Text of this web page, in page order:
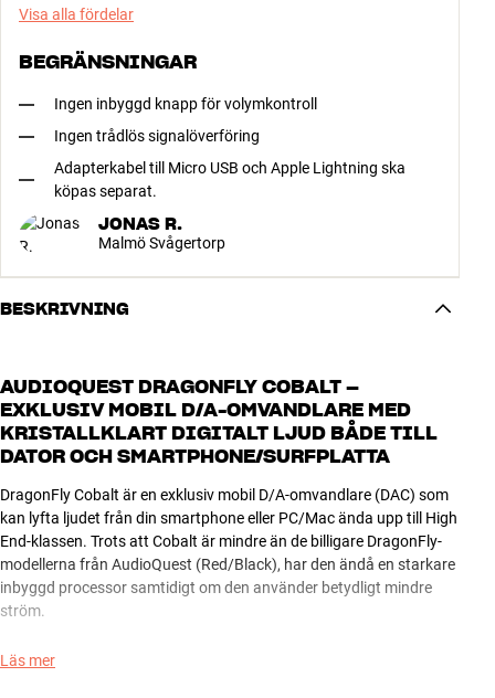
Visa alla fördelar
BEGRÄNSNINGAR
Ingen inbyggd knapp för volymkontroll
Ingen trådlös signalöverföring
Adapterkabel till Micro USB och Apple Lightning ska
köpas separat.
JONAS R.
Malmö Svågertorp
BESKRIVNING
AUDIOQUEST DRAGONFLY COBALT –
EXKLUSIV MOBIL D/A-OMVANDLARE MED
KRISTALLKLART DIGITALT LJUD BÅDE TILL
DATOR OCH SMARTPHONE/SURFPLATTA
DragonFly Cobalt är en exklusiv mobil D/A-omvandlare (DAC) som
kan lyfta ljudet från din smartphone eller PC/Mac ända upp till High
End-klassen. Trots att Cobalt är mindre än de billigare DragonFly-
modellerna från AudioQuest (Red/Black), har den ändå en starkare
inbyggd processor samtidigt om den använder betydligt mindre
ström.
Den avancerade 64-bitars digitala volymkontrollen bidrar till att ge
Läs mer